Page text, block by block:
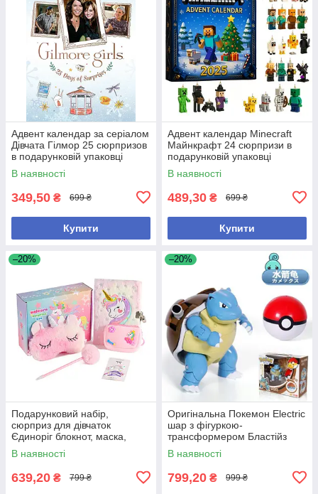
Адвент календар за серіалом
Дівчата Гілмор 25 сюрпризов
в подарунковій упаковці
В наявності
349,50 ₴ 699 ₴
Купити
Адвент календар Minecraft
Майнкрафт 24 сюрпризи в
подарунковій упаковці
В наявності
489,30 ₴ 699 ₴
Купити
–20%
Подарунковий набір,
сюрприз для дівчаток
Єдиноріг блокнот, маска,
ручка, заколки, гаманець
В наявності
639,20 ₴ 799 ₴
–20%
Оригінальна Покемон Electric
шар з фігуркою-
трансформером Бластійз
В наявності
799,20 ₴ 999 ₴